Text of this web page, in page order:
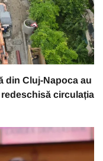
din Cluj-Napoca au
circulația